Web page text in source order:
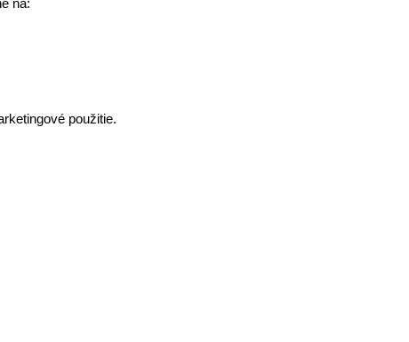
na:
použitie.